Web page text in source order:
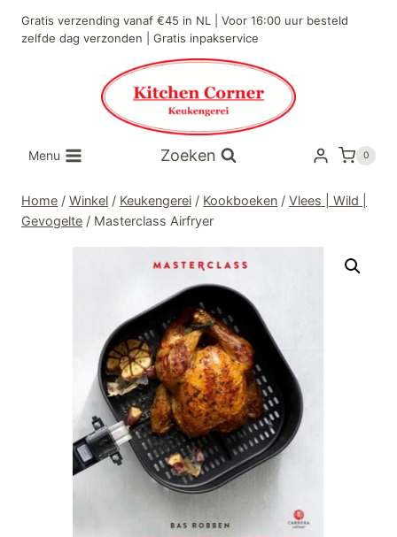
naar
Gratis verzending vanaf €45 in NL | Voor 16:00 uur besteld
zelfde dag verzonden | Gratis inpakservice
Menu Zoeken 0
Home / Winkel / Keukengerei / Kookboeken / Vlees | Wild |
Gevogelte / Masterclass Airfryer